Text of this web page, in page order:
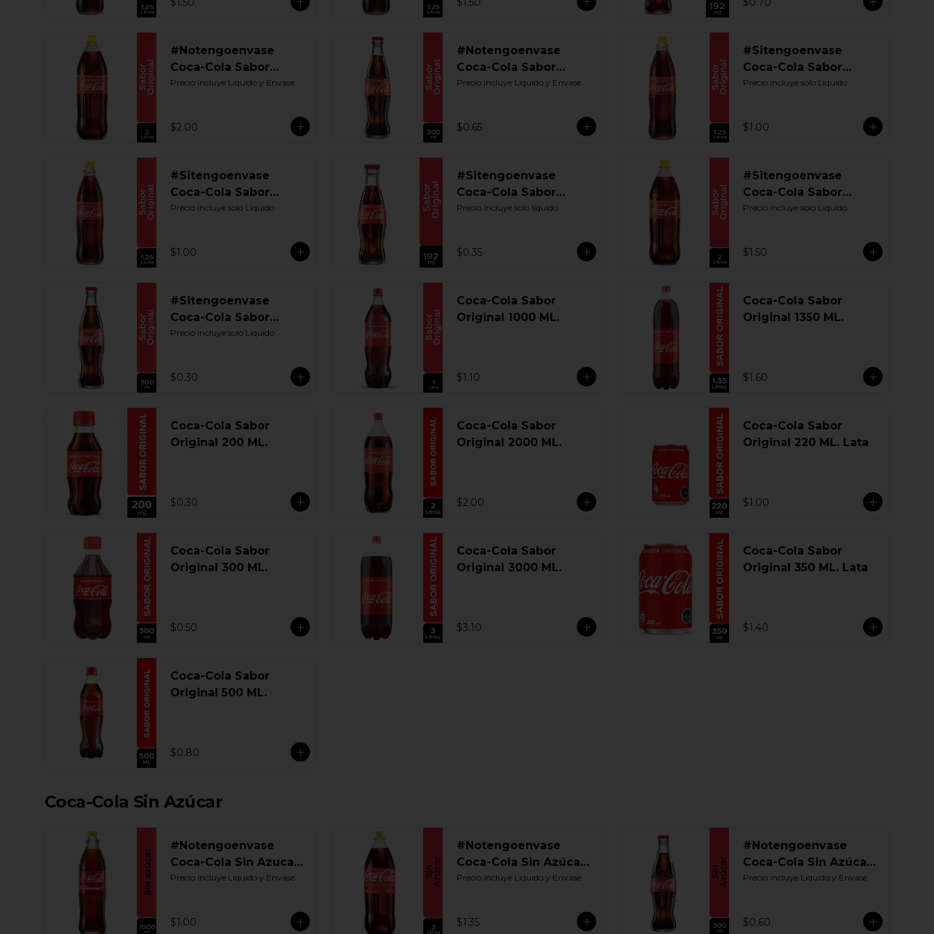
#Notengoenvase
Coca-Cola Sabor
Original 2000 ML.
Precio incluye Liquido y Envase
$2.00
#Notengoenvase
Coca-Cola Sabor
Original 300 ML.
Precio incluye Liquido y Envase
$0.65
#Sitengoenvase
Coca-Cola Sabor
Original 1250 ML.
Precio incluye solo Liquido
$1.00
#Sitengoenvase
Coca-Cola Sabor
Original 1250 ML.
Precio incluye solo Liquido
$1.00
#Sitengoenvase
Coca-Cola Sabor
Original 192 ML.
Precio incluye solo líquido
$0.35
#Sitengoenvase
Coca-Cola Sabor
Original 2000 ML.
Precio incluye solo Liquido
$1.50
#Sitengoenvase
Coca-Cola Sabor
Original 300 ML.
Precio incluye solo Liquido
$0.30
Coca-Cola Sabor
Original 1000 ML.
$1.10
Coca-Cola Sabor
Original 1350 ML.
$1.60
Coca-Cola Sabor
Original 200 ML.
$0.30
Coca-Cola Sabor
Original 2000 ML.
$2.00
Coca-Cola Sabor
Original 220 ML. Lata
$1.00
Coca-Cola Sabor
Original 300 ML.
$0.50
Coca-Cola Sabor
Original 3000 ML.
$3.10
Coca-Cola Sabor
Original 350 ML. Lata
$1.40
Coca-Cola Sabor
Original 500 ML.
$0.80
Coca-Cola Sin Azúcar
#Notengoenvase
Coca-Cola Sin Azucar
1000 ML. Retornable
Precio incluye Liquido y Envase
$1.00
#Notengoenvase
Coca-Cola Sin Azúcar
2000 ML. Retornable
Precio incluye Liquido y Envase
$1.35
#Notengoenvase
Coca-Cola Sin Azúcar
300 ML. Retornable
Precio incluye Liquido y Envase
$0.60